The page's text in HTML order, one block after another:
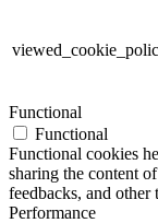
Functional
Functional
Functional cookies
sharing the content
feedbacks, and other
Performance